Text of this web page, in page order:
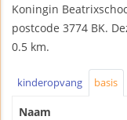
Koningin
postcode 3774 BK.
0.5 km.
kinderopvang basis
Naam